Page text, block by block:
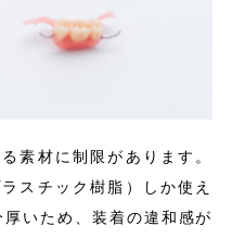
素材に制限があります。
スチック樹脂）しか使え
いため、装着の違和感が